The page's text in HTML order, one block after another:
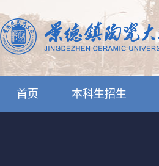
首页 本科生招生